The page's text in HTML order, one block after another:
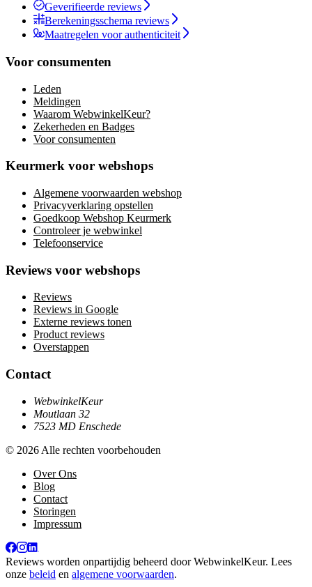
Geverifieerde reviews
Berekeningsschema reviews
Maatregelen voor authenticiteit
Voor consumenten
Leden
Meldingen
Waarom WebwinkelKeur?
Zekerheden en Badges
Voor consumenten
Keurmerk voor webshops
Algemene voorwaarden webshop
Privacyverklaring opstellen
Goedkoop Webshop Keurmerk
Controleer je webwinkel
Telefoonservice
Reviews voor webshops
Reviews
Reviews in Google
Externe reviews tonen
Product reviews
Overstappen
Contact
WebwinkelKeur
Moutlaan 32
7523 MD Enschede
© 2026 Alle rechten voorbehouden
Over Ons
Blog
Contact
Storingen
Impressum
Reviews worden onpartijdig beheerd doorWebwinkelKeur. Lees
onze beleid en algemene voorwaarden.